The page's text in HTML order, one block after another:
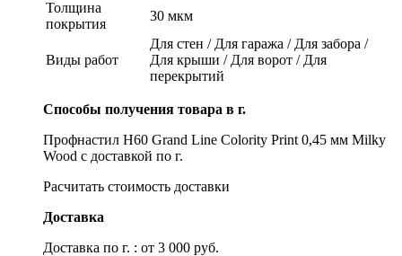
Толщина
покрытия
30 мкм
Виды работ
Для стен / Для гаража / Для забора /
Для крыши / Для ворот / Для
перекрытий
Способы получения товара в г.
Профнастил Н60 Grand Line Colority Print 0,45 мм Milky
Wood с доставкой по г.
Расчитать стоимость доставки
Доставка
Доставка по г. : от 3 000 руб.